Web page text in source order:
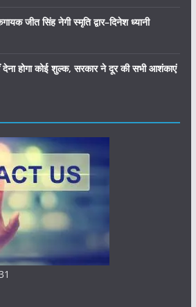
जीत सिंह नेगी स्मृति द्वार–दिनेश ध्यानी
होगा कोई शुल्क, सरकार ने दूर की सभी आशंकाएं